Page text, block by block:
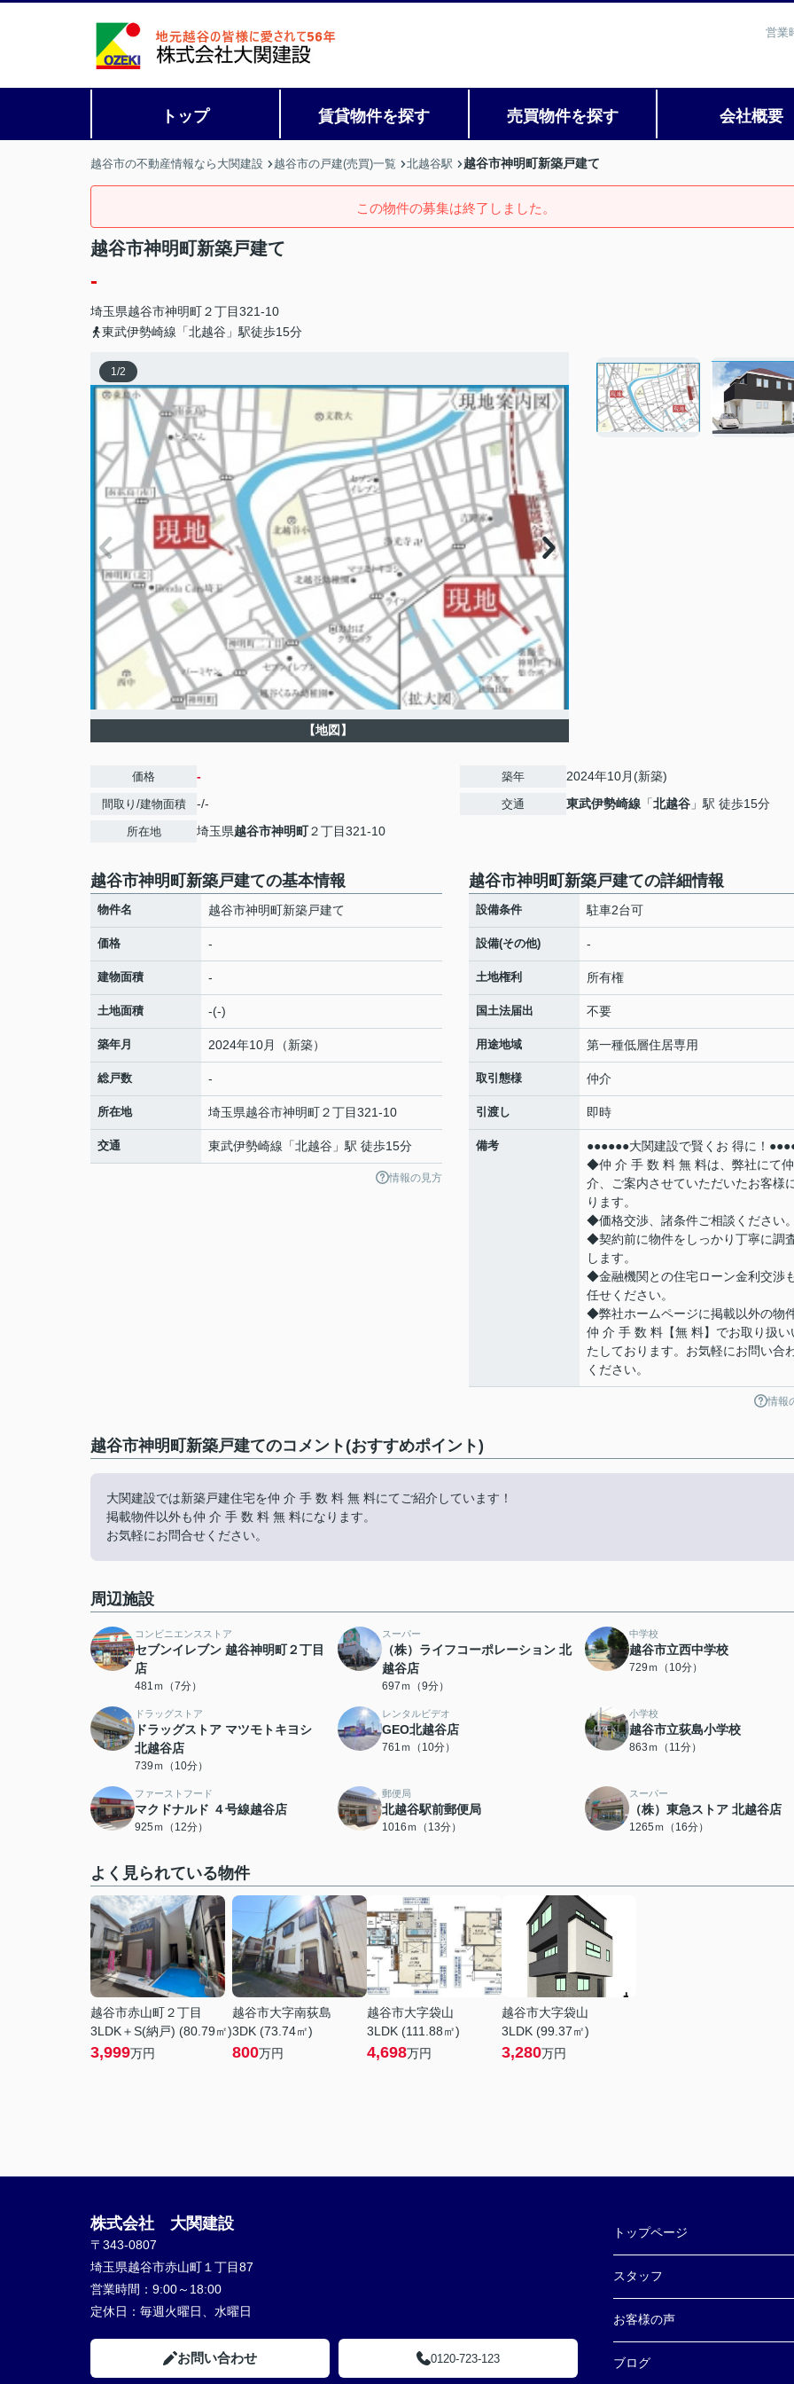
営業
トップ 賃貸物件を探す 売買物件を探す 会社概要
越谷市の不動産情報なら大関建設 越谷市の戸建(売買)一覧 北越谷駅 越谷市神明町新築戸建て
この物件の募集は終了しました。
越谷市神明町新築戸建て
-
埼玉県越谷市神明町２丁目321-10
東武伊勢崎線「北越谷」駅徒歩15分
1/2
【地図】
価格 -
間取り/建物面積 -/-
所在地 埼玉県越谷市神明町２丁目321-10
築年 2024年10月(新築)
交通 東武伊勢崎線 「北越谷 」駅 徒歩15分
越谷市神明町新築戸建ての基本情報
物件名 越谷市神明町新築戸建て
価格 -
建物面積 -
土地面積 -(-)
築年月 2024年10月（新築）
総戸数 -
所在地 埼玉県越谷市神明町２丁目321-10
交通 東武伊勢崎線 「北越谷 」駅 徒歩15分
情報の見方
越谷市神明町新築戸建ての詳細情報
設備条件 駐車2台可
設備(その他) -
土地権利 所有権
国土法届出 不要
用途地域 第一種低層住居専用
取引態様 仲介
引渡し 即時
備考
●●●●●●大関建設で賢くお 得に！
◆仲 介 手 数 料 無 料は、弊社にて仲
介、ご案内させていただいたお客様
ります。
◆価格交渉、諸条件ご相談ください。
◆契約前に物件をしっかり丁寧に調
します。
◆金融機関との住宅ローン金利交渉
任せください。
◆弊社ホームページに掲載以外の物
仲 介 手 数 料【無 料】でお取り扱い
たしております。お気軽にお問い合
ください。
情報
越谷市神明町新築戸建てのコメント(おすすめポイント)
大関建設では新築戸建住宅を仲 介 手 数 料 無 料にてご紹介しています！
掲載物件以外も仲 介 手 数 料 無 料になります。
お気軽にお問合せください。
周辺施設
コンビニエンスストア
セブンイレブン 越谷神明町２丁目
店
481ｍ（7分）
スーパー
（株）ライフコーポレーション 北
越谷店
697ｍ（9分）
中学校
越谷市立西中学校
729ｍ（10分）
ドラッグストア
ドラッグストア マツモトキヨシ
北越谷店
739ｍ（10分）
レンタルビデオ
GEO北越谷店
761ｍ（10分）
小学校
越谷市立荻島小学校
863ｍ（11分）
ファーストフード
マクドナルド ４号線越谷店
925ｍ（12分）
郵便局
北越谷駅前郵便局
1016ｍ（13分）
スーパー
（株）東急ストア 北越谷店
1265ｍ（16分）
よく見られている物件
越谷市赤山町２丁目
3LDK＋S(納戸) (80.79㎡)
3,999万円
越谷市大字南荻島
3DK (73.74㎡)
800万円
越谷市大字袋山
3LDK (111.88㎡)
4,698万円
越谷市大字袋山
3LDK (99.37㎡)
3,280万円
株式会社 大関建設
〒343-0807
埼玉県越谷市赤山町１丁目87
営業時間： 9:00～18:00
定休日： 毎週火曜日、水曜日
お問い合わせ 0120-723-123
トップページ
スタッフ
お客様の声
ブログ